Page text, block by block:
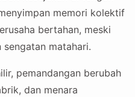
memori kolektif
bertahan, meski
matahari.
pemandangan berubah
dan menara